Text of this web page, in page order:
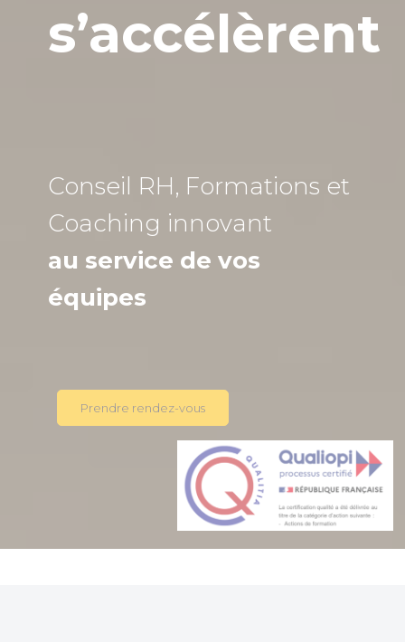
s’accélèrent
Conseil RH, Formations et
Coaching innovant
au service de vos
équipes
Prendre rendez-vous